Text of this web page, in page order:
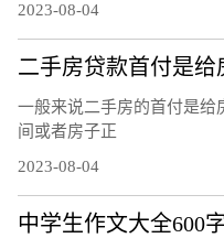
2023-08-04
二手房贷款首付是给
一般来说二手房的首付是给
间或者房子正
2023-08-04